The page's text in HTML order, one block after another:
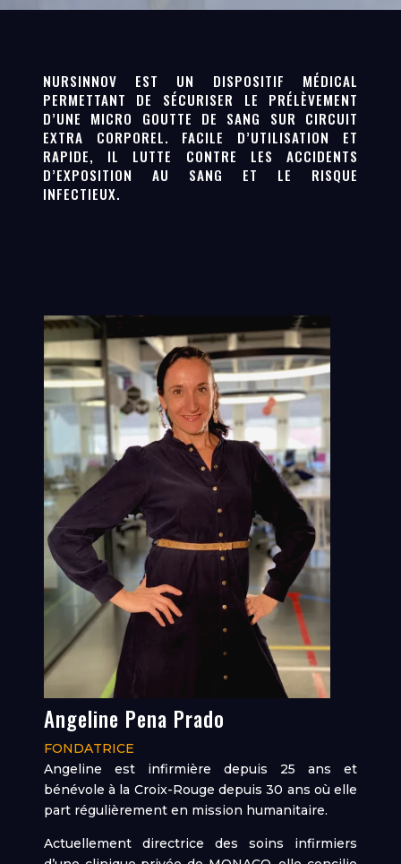
NURSINNOV EST UN DISPOSITIF MÉDICAL
PERMETTANT DE SÉCURISER LE PRÉLÈVEMENT
D’UNE MICRO GOUTTE DE SANG SUR CIRCUIT
EXTRA CORPOREL. FACILE D’UTILISATION ET
RAPIDE, IL LUTTE CONTRE LES ACCIDENTS
D’EXPOSITION AU SANG ET LE RISQUE
INFECTIEUX.
Angeline Pena Prado
FONDATRICE
Angeline est infirmière depuis 25 ans et
bénévole à la Croix-Rouge depuis 30 ans où elle
part régulièrement en mission humanitaire.
Actuellement directrice des soins infirmiers